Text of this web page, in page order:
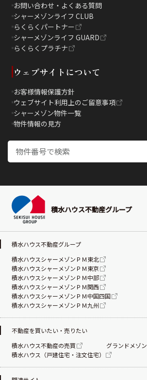
お問い合わせ・よくある質問
シャーメゾンライフ CLUB
らくらくパートナー
シャーメゾンライフ GUARD
らくらくプラチナ
ウェブサイトについて
お客様情報保護方針
ウェブサイト利用上のご留意事項
シャーメゾン物件一覧
物件情報の見方
積水ハウス不動産グループ
積水ハウス不動産グループ
積水ハウスシャーメゾンＰＭ東北
積水ハウスシャーメゾンＰＭ東京
積水ハウスシャーメゾンＰＭ中部
積水ハウスシャーメゾンＰＭ関西
積水ハウスシャーメゾンＰＭ中国四国
積水ハウスシャーメゾンＰＭ九州
不動産を買いたい・売りたい
積水ハウス不動産の売買
グランドメゾン
積水ハウス（戸建住宅・注文住宅）